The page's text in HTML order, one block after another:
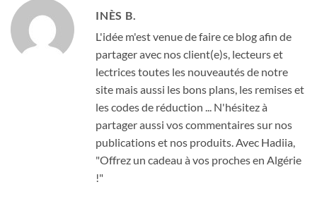
INÈS B.
L'idée m'est venue de faire ce blog afin de
partager avec nos client(e)s, lecteurs et
lectrices toutes les nouveautés de notre
site mais aussi les bons plans, les remises et
les codes de réduction ... N'hésitez à
partager aussi vos commentaires sur nos
publications et nos produits. Avec Hadiia,
"Offrez un cadeau à vos proches en Algérie
!"